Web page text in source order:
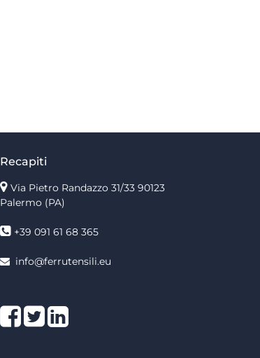
Recapiti
Via Pietro Randazzo 31/33 90123
Palermo (PA)
+39 091 61 68 365
info@ferrutensili.eu
Facebook
TwitterLinkedIn